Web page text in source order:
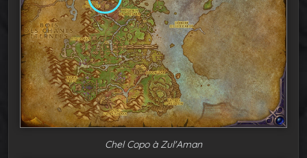
Chel Copo à Zul'Aman